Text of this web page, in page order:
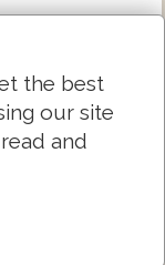
αυτον ουδεν
τον
ψαλμων
the best
our site
and